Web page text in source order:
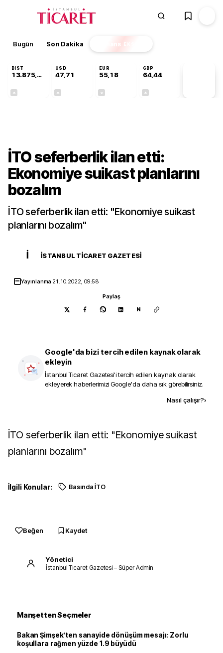
Bugün Son Dakika Finans EKSTRA
BIST
13.875,53
USD
47,71
EUR
55,18
GBP
64,44
İTO seferberlik ilan etti:
Ekonomiye suikast planlarını
bozalım
İTO seferberlik ilan etti: "Ekonomiye suikast
planlarını bozalım"
İ İSTANBUL TICARET GAZETESI
Yayınlanma 21.10.2022, 09:58
Paylaş
N
Google'da bizi tercih edilen kaynak olarak
ekleyin
İstanbul Ticaret Gazetesi'i tercih edilen kaynak olarak
ekleyerek haberlerimizi Google'da daha sık görebilirsiniz.
Nasıl çalışır?›
İTO seferberlik ilan etti: "Ekonomiye suikast
planlarını bozalım"
İlgili Konular: Basında İTO
Beğen Kaydet
Yönetici
İstanbul Ticaret Gazetesi – Süper Admin
Manşetten Seçmeler
Bakan Şimşek’ten sanayide dönüşüm mesajı: Zorlu
koşullara rağmen yüzde 1.9 büyüdü